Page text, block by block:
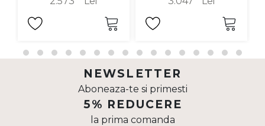
NEWSLETTER
Aboneaza-te si primesti
5% REDUCERE
la prima comanda